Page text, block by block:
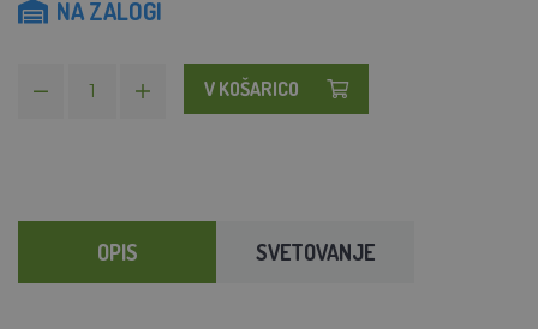
NA ZALOGI
V KOŠARICO
OPIS SVETOVANJE